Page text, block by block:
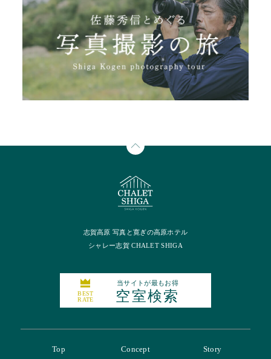
志賀高原 写真と寛ぎの高原ホテル
シャレー志賀 CHALET SHIGA
BEST
RATE
当サイトが最もお得
空室検索
Top Concept Story